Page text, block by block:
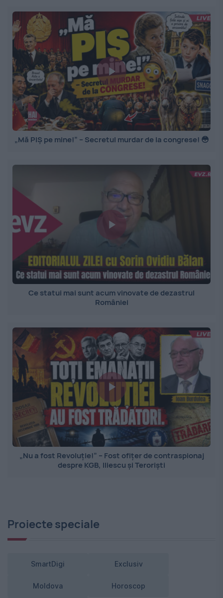
„Mă PIȘ pe mine!” – Secretul murdar de la congrese! 😳
Ce statui mai sunt acum vinovate de dezastrul
României
„Nu a fost Revoluție!” – Fost ofițer de contraspionaj
despre KGB, Iliescu și Teroriști
Proiecte speciale
SmartDigi Exclusiv
Moldova Horoscop